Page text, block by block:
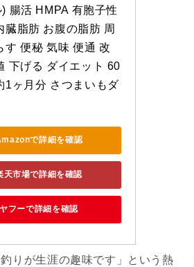
) 腸活 HMPA 有胞子性
臓脂肪 お腹の脂肪 周
す 便秘 気味 便通 改
下げる ダイエット 60
1ヶ月分 さつまいもダ
で詳細を確認
天市場で詳細を確認
ヤフーで詳細を確認
りが生涯の趣味です」という熱